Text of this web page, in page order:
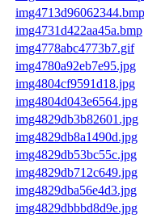
img4713d96062344.bmp
img4731d422aa45a.bmp
img4778abc4773b7.gif
img4780a92eb7e95.jpg
img4804cf9591d18.jpg
img4804d043e6564.jpg
img4829db3b82601.jpg
img4829db8a1490d.jpg
img4829db53bc55c.jpg
img4829db712c649.jpg
img4829dba56e4d3.jpg
img4829dbbbd8d9e.jpg